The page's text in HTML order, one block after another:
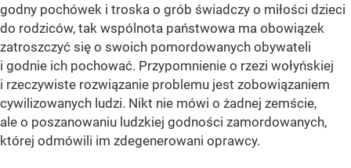
godny pochówek i troska o grób świadczy o miłości dzieci
do rodziców, tak wspólnota państwowa ma obowiązek
zatroszczyć się o swoich pomordowanych obywateli
i godnie ich pochować. Przypomnienie o rzezi wołyńskiej
i rzeczywiste rozwiązanie problemu jest zobowiązaniem
cywilizowanych ludzi. Nikt nie mówi o żadnej zemście,
ale o poszanowaniu ludzkiej godności zamordowanych,
której odmówili im zdegenerowani oprawcy.